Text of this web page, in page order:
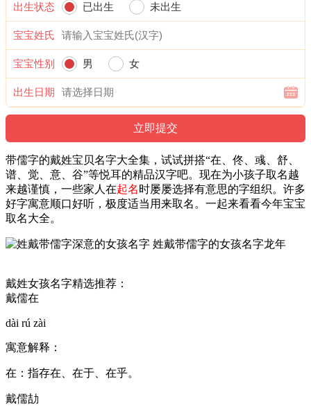
出生状态 已出生 未出生
宝宝姓氏
宝宝性别 男 女
出生日期
带儒字的戴姓宝贝名字大全集，试试拼搭“在、佟、彧、舒、
谱、觉、意、谷”等悦耳的精品汉字吧。现在为小孩子取名越
来越谨慎，一些家人在起名时屡屡选择有意思的字组织。许多
好字寓意顺口好听，极度适当用来取名。一起来看看今年宝宝
取名大全。
戴姓女孩名字精选推荐：
戴儒在
dài rú zài
寓意解释：
在：指存在、在于、在乎。
戴儒劼